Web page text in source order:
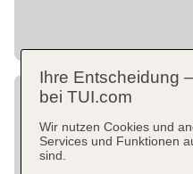
Ihre Entscheidung
bei TUI.com
Wir nutzen Cookies und
Services und Funktionen
sind.